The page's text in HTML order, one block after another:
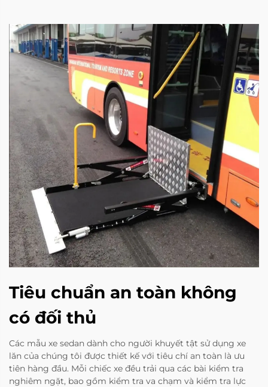
Tiêu chuẩn an toàn không
có đối thủ
Các mẫu xe sedan dành cho người khuyết tật sử dụng xe
lăn của chúng tôi được thiết kế với tiêu chí an toàn là ưu
tiên hàng đầu. Mỗi chiếc xe đều trải qua các bài kiểm tra
nghiêm ngặt, bao gồm kiểm tra va chạm và kiểm tra lực